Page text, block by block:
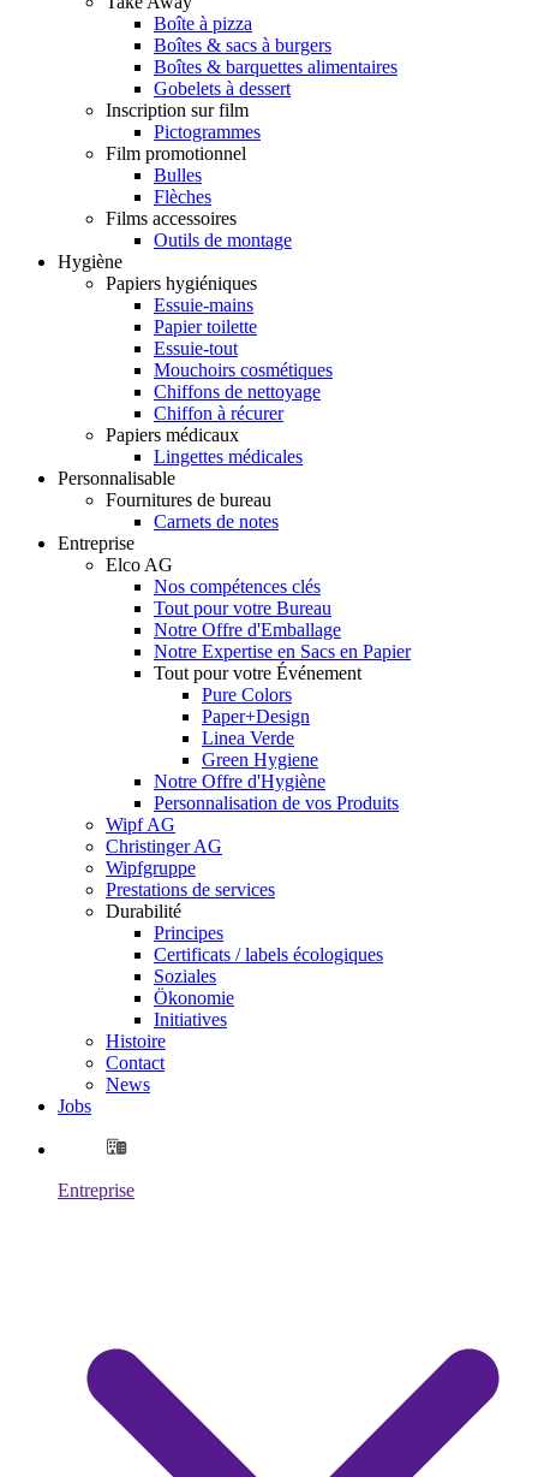
Boîte à pizza
Boîtes & sacs à burgers
Boîtes & barquettes alimentaires
Gobelets à dessert
Inscription sur film
Pictogrammes
Film promotionnel
Bulles
Flèches
Films accessoires
Outils de montage
Hygiène
Papiers hygiéniques
Essuie-mains
Papier toilette
Essuie-tout
Mouchoirs cosmétiques
Chiffons de nettoyage
Chiffon à récurer
Papiers médicaux
Lingettes médicales
Personnalisable
Fournitures de bureau
Carnets de notes
Entreprise
Elco AG
Nos compétences clés
Tout pour votre Bureau
Notre Offre d'Emballage
Notre Expertise en Sacs en Papier
Tout pour votre Événement
Pure Colors
Paper+Design
Linea Verde
Green Hygiene
Notre Offre d'Hygiène
Personnalisation de vos Produits
Wipf AG
Christinger AG
Wipfgruppe
Prestations de services
Durabilité
Principes
Certificats / labels écologiques
Soziales
Ökonomie
Initiatives
Histoire
Contact
News
Jobs
Entreprise